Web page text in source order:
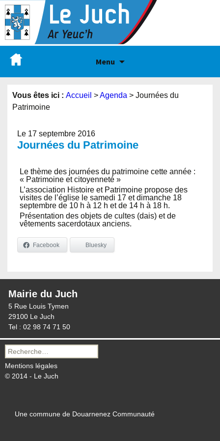
Menu
Vous êtes ici : Accueil >Agenda > Journées du
Patrimoine
Le 17 septembre 2016
Journées du Patrimoine
Le thème des journées du patrimoine cette année :
« Patrimoine et citoyenneté »
L’association Histoire et Patrimoine propose des
visites de l’église le samedi 17 et dimanche 18
septembre de 10 h à 12 h et de 14 h à 18 h.
Présentation des objets de cultes (dais) et de
vêtements sacerdotaux anciens.
Facebook Bluesky
Mairie du Juch
5 Rue Louis Tymen
29100 Le Juch
Tel : 02 98 74 71 50
Recherche
pour :
Mentions légales
© 2014 - Le Juch
Une commune de Douarnenez Communauté